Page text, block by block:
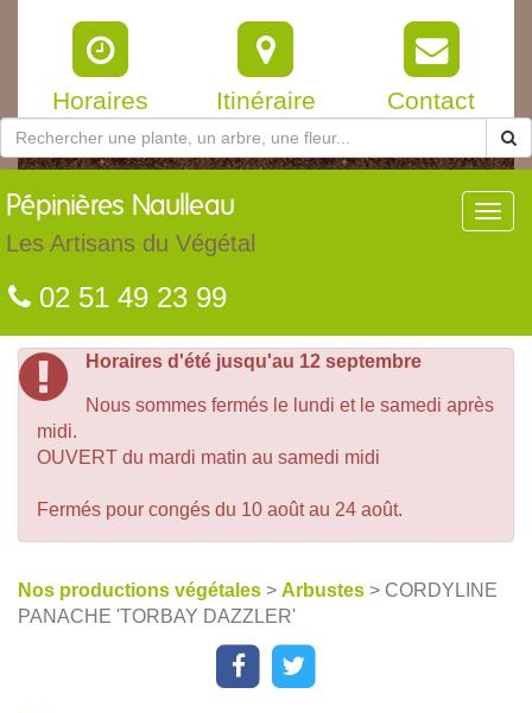
Horaires Itinéraire Contact
Pépinières Naulleau
Les Artisans du Végétal
02 51 49 23 99
Horaires d'été jusqu'au 12 septembre
Nous sommes fermés le lundi et le samedi après
midi.
OUVERT du mardi matin au samedi midi
Fermés pour congés du 10 août au 24 août.
Nos productions végétales > Arbustes > CORDYLINE
PANACHE 'TORBAY DAZZLER'